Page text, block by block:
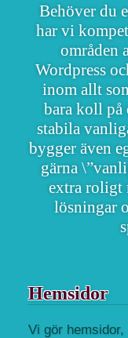
Behöver du
har vi
områden
Wordpress
inom allt
bara koll på
stabila
bygger även
gärna
extra roligt
lösningar
Hemsidor
Vi gör